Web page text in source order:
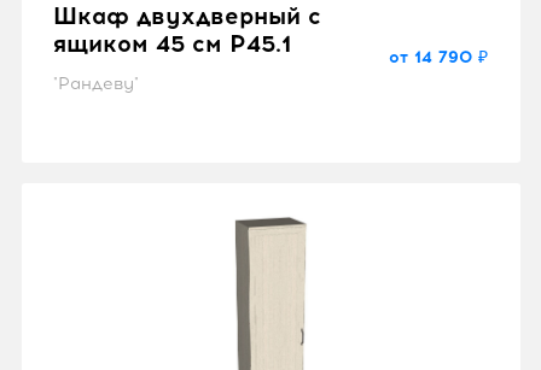
Шкаф двухдверный с
ящиком 45 см P45.1
"Рандеву"
от 14 790 ₽